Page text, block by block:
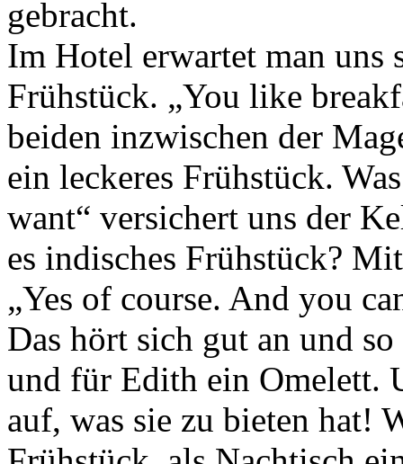
gebracht.
Im Hotel erwartet man uns
Frühstück. „You like
beiden inzwischen der
ein leckeres Frühstück.
want“ versichert uns der
es indisches Frühstück?
„Yes of course. And you
Das hört sich gut an und
und für Edith ein Omelett.
auf, was sie zu bieten hat!